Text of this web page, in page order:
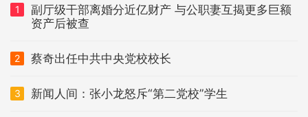
1
副厅级干部离婚分近亿财产 与公职妻互揭更多巨额
资产后被查
2 蔡奇出任中共中央党校校长
3 新闻人间：张小龙怒斥“第二党校”学生